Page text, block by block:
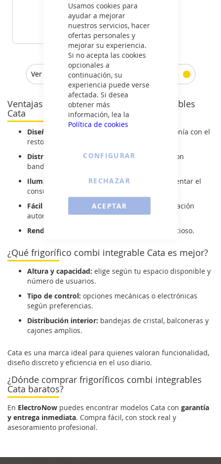
Usamos cookies para
ayudar a mejorar
nuestros servicios, hacer
ofertas personales y
mejorar su experiencia.
Si no acepta las cookies
opcionales a
continuación, su
experiencia puede verse
afectada. Si desea
obtener más
información, lea la
Política de cookies
ACEPTAR
CONFIGURAR
RECHAZAR
VER DETALLE
385
€
Ver todos los frigoríficos combi integrables >
Ventajas de los frigoríficos combi integrables
Cata
Diseño totalmente integrable:
perfecta armonía con el
resto de la cocina.
Distribución funcional: espacio optimizado con
bandejas y cajones bien ubicados.
Iluminación LED:
visibilidad interior sin aumentar el
consumo.
Fácil mantenimiento:sistemas de descongelación
automáticos.
Rendimiento eficiente:
frío constante y silencioso.
¿Qué frigorífico combi integrable Cata es mejor?
Altura y capacidad: elige según tu espacio disponible y
número de usuarios.
Tipo de control: opciones mecánicas o electrónicas
según preferencias.
Distribución interior: bandejas de cristal, balconeras y
cajones amplios.
Cata es una marca ideal para quienes valoran funcionalidad,
diseño discreto y eficiencia en el uso diario.
¿Dónde comprar frigoríficos combi integrables
Cata baratos?
En ElectroNow puedes encontrar modelos Cata con garantía
y entrega inmediata. Compra fácil, con stock real y
asesoramiento profesional.